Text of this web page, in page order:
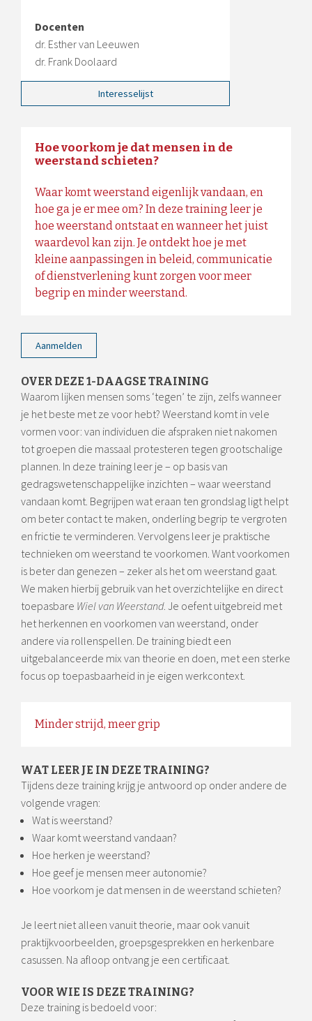
Docenten
dr. Esther van Leeuwen
dr. Frank Doolaard
Interesselijst
Hoe voorkom je dat mensen in de
weerstand schieten?
Waar komt weerstand eigenlijk vandaan, en
hoe ga je er mee om? In deze training leer je
hoe weerstand ontstaat en wanneer het juist
waardevol kan zijn. Je ontdekt hoe je met
kleine aanpassingen in beleid, communicatie
of dienstverlening kunt zorgen voor meer
begrip en minder weerstand.
Aanmelden
OVER DEZE 1-DAAGSE TRAINING
Waarom lijken mensen soms ‘tegen’ te zijn, zelfs wanneer
je het beste met ze voor hebt? Weerstand komt in vele
vormen voor: van individuen die afspraken niet nakomen
tot groepen die massaal protesteren tegen grootschalige
plannen. In deze training leer je – op basis van
gedragswetenschappelijke inzichten – waar weerstand
vandaan komt. Begrijpen wat eraan ten grondslag ligt helpt
om beter contact te maken, onderling begrip te vergroten
en frictie te verminderen. Vervolgens leer je praktische
technieken om weerstand te voorkomen. Want voorkomen
is beter dan genezen – zeker als het om weerstand gaat.
We maken hierbij gebruik van het overzichtelijke en direct
toepasbare Wiel van Weerstand. Je oefent uitgebreid met
het herkennen en voorkomen van weerstand, onder
andere via rollenspellen. De training biedt een
uitgebalanceerde mix van theorie en doen, met een sterke
focus op toepasbaarheid in je eigen werkcontext.
Minder strijd, meer grip
WAT LEER JE IN DEZE TRAINING?
Tijdens deze training krijg je antwoord op onder andere de
volgende vragen:
Wat is weerstand?
Waar komt weerstand vandaan?
Hoe herken je weerstand?
Hoe geef je mensen meer autonomie?
Hoe voorkom je dat mensen in de weerstand schieten?
Je leert niet alleen vanuit theorie, maar ook vanuit
praktijkvoorbeelden, groepsgesprekken en herkenbare
casussen. Na afloop ontvang je een certificaat.
VOOR WIE IS DEZE TRAINING?
Deze training is bedoeld voor: